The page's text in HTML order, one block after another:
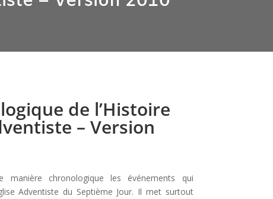
de l’Histoire
– Version
manière chronologique les événements qui
Adventiste du Septième Jour. Il met surtout